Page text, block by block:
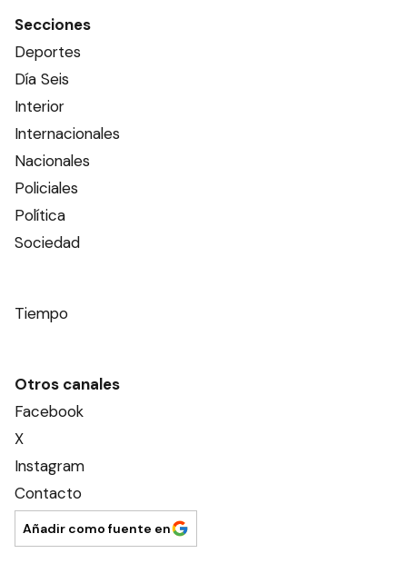
Secciones
Deportes
Día Seis
Interior
Internacionales
Nacionales
Policiales
Política
Sociedad
Tiempo
Otros canales
Facebook
X
Instagram
Contacto
Añadir como fuente en